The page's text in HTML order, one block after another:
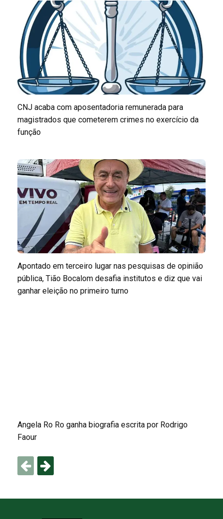
CNJ acaba com aposentadoria remunerada para
magistrados que cometerem crimes no exercício da
função
Apontado em terceiro lugar nas pesquisas de opinião
pública, Tião Bocalom desafia institutos e diz que vai
ganhar eleição no primeiro turno
Angela Ro Ro ganha biografia escrita por Rodrigo
Faour